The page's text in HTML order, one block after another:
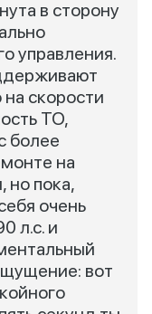
в сторону
управления.
на скорости
ТО,
более
на
но пока,
очень
л.с. и
вот